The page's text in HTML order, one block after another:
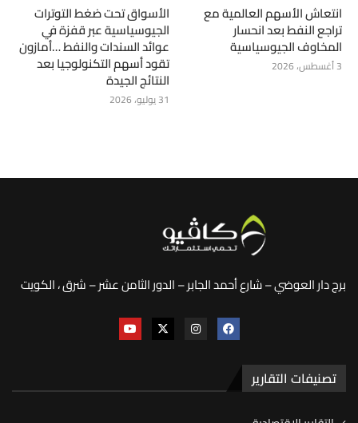
انتعاش الأسهم العالمية مع
تراجع النفط بعد انحسار
المخاوف الجيوسياسية
3 أغسطس، 2026
الأسواق تحت ضغط التوترات
الجيوسياسية عبر قفزة في
عوائد السندات والنفط …أمازون
تقود أسهم التكنولوجيا بعد
النتائج الجيدة
31 يوليو، 2026
برج دار العوضي – شارع أحمد الجابر – الدور الثامن عشر – شرق ، الكويت
تصنيفات التقارير